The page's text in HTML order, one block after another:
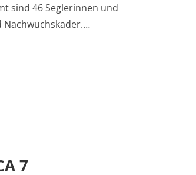
sind 46 Seglerinnen und
Nachwuchskader.…
7